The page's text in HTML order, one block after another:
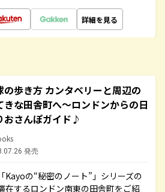
詳細を見る
の歩き方 カンタベリーと周辺の
きな田舎町へ～ロンドンからの日
おさんぽガイド♪
発売
Kayoの“秘密のノート”」シリーズの
在するロンドン南東の田舎町をご紹